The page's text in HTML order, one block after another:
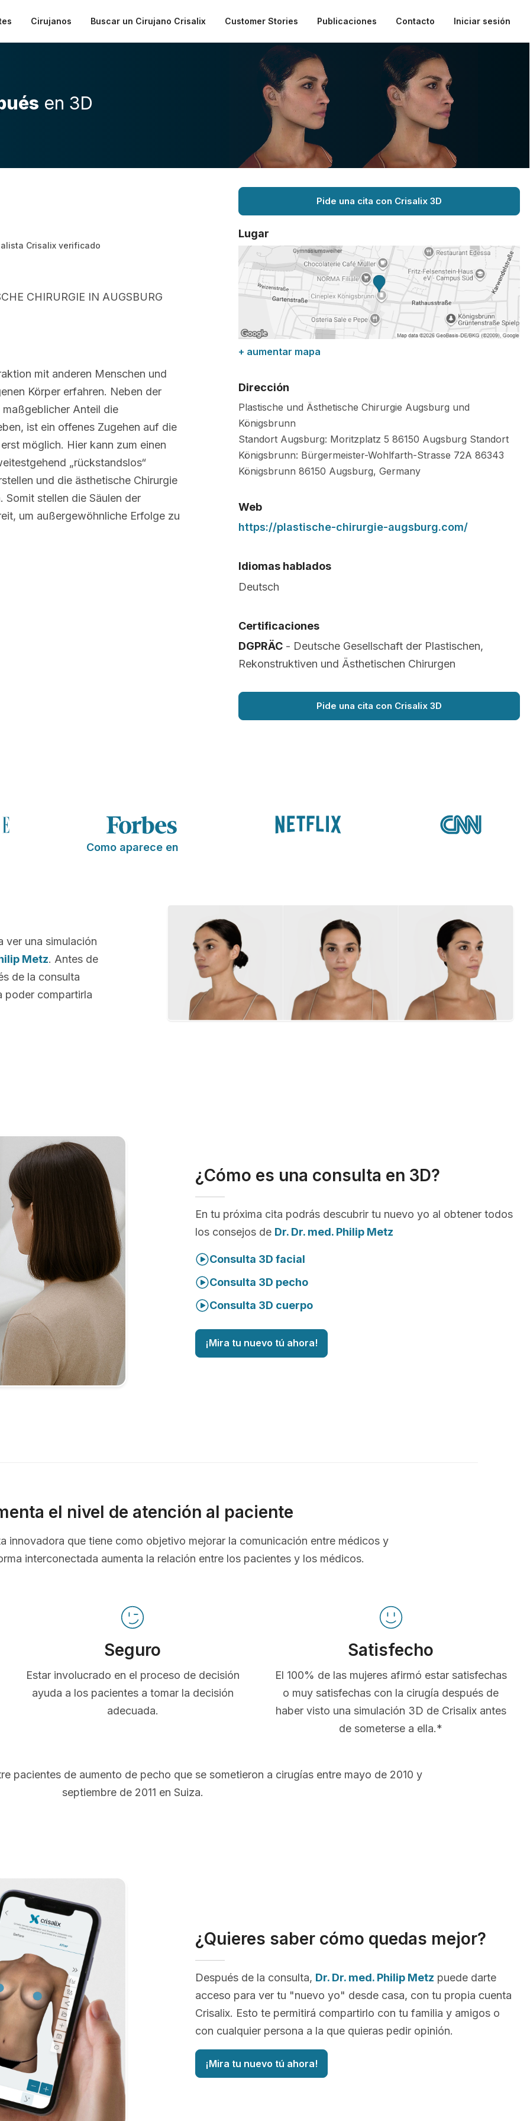
Cirujanos Buscar un Cirujano Crisalix Customer Stories Publicaciones Contacto Iniciar sesión
en 3D
Crisalix verificado
CHIRURGIE IN AUGSBURG
mit anderen Menschen und
Körper erfahren. Neben der
maßgeblicher Anteil die
ist ein offenes Zugehen auf die
möglich. Hier kann zum einen
„rückstandslos“
und die ästhetische Chirurgie
Somit stellen die Säulen der
um außergewöhnliche Erfolge zu
Pide una cita con Crisalix 3D
Lugar
+ aumentar mapa
Dirección
Plastische und Ästhetische Chirurgie Augsburg und
Königsbrunn
Standort Augsburg: Moritzplatz 5 86150 Augsburg Standort
Königsbrunn: Bürgermeister-Wohlfarth-Strasse 72A 86343
Königsbrunn 86150 Augsburg, Germany
Web
https://plastische-chirurgie-augsburg.com/
Idiomas hablados
Deutsch
Certificaciones
DGPRÄC - Deutsche Gesellschaft der Plastischen,
Rekonstruktiven und Ästhetischen Chirurgen
Pide una cita con Crisalix 3D
Como aparece en
ver una simulación
Metz. Antes de
de la consulta
poder compartirla
¿Cómo es una consulta en 3D?
En tu próxima cita podrás descubrir tu nuevo yo al obtener todos
los consejos de Dr. Dr. med. Philip Metz
Consulta 3D facial
Consulta 3D pecho
Consulta 3D cuerpo
¡Mira tu nuevo tú ahora!
el nivel de atención al paciente
innovadora que tiene como objetivo mejorar la comunicación entre médicos y
interconectada aumenta la relación entre los pacientes y los médicos.
Seguro
Estar involucrado en el proceso de decisión
ayuda a los pacientes a tomar la decisión
adecuada.
Satisfecho
El 100% de las mujeres afirmó estar satisfechas
o muy satisfechas con la cirugía después de
haber visto una simulación 3D de Crisalix antes
de someterse a ella.*
pacientes de aumento de pecho que se sometieron a cirugías entre mayo de 2010 y
septiembre de 2011 en Suiza.
¿Quieres saber cómo quedas mejor?
Después de la consulta, Dr. Dr. med. Philip Metz puede darte
acceso para ver tu "nuevo yo" desde casa, con tu propia cuenta
Crisalix. Esto te permitirá compartirlo con tu familia y amigos o
con cualquier persona a la que quieras pedir opinión.
¡Mira tu nuevo tú ahora!